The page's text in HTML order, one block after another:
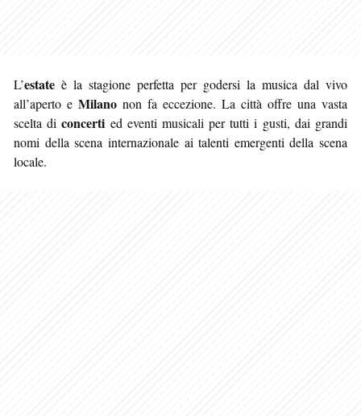
L’estate è la stagione perfetta per godersi la musica dal vivo
all’aperto e Milano non fa eccezione. La città offre una vasta
scelta diconcerti ed eventi musicali per tutti i gusti, dai grandi
nomi della scena internazionale ai talenti emergenti della scena
locale.